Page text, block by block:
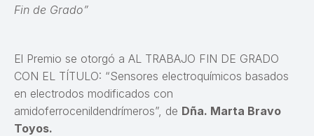
Fin de Grado”
El Premio se otorgó a AL TRABAJO FIN DE GRADO
CON EL TÍTULO: “Sensores electroquímicos basados
en electrodos modificados con
amidoferrocenildendrímeros”, de Dña. Marta Bravo
Toyos.